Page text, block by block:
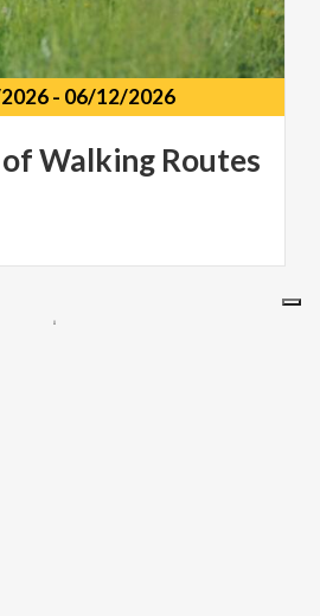
- 06/12/2026
ofWalking Routes